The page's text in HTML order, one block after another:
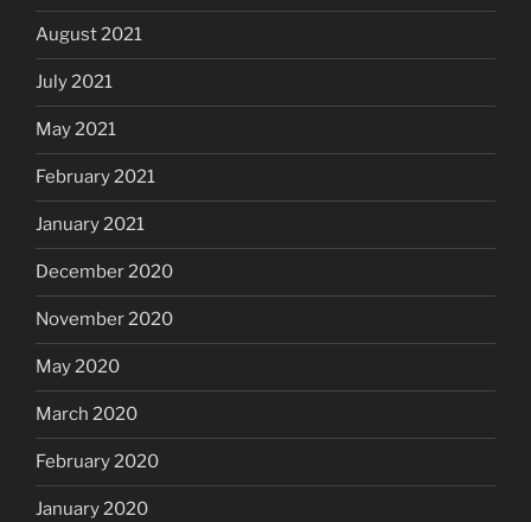
August 2021
July 2021
May 2021
February 2021
January 2021
December 2020
November 2020
May 2020
March 2020
February 2020
January 2020